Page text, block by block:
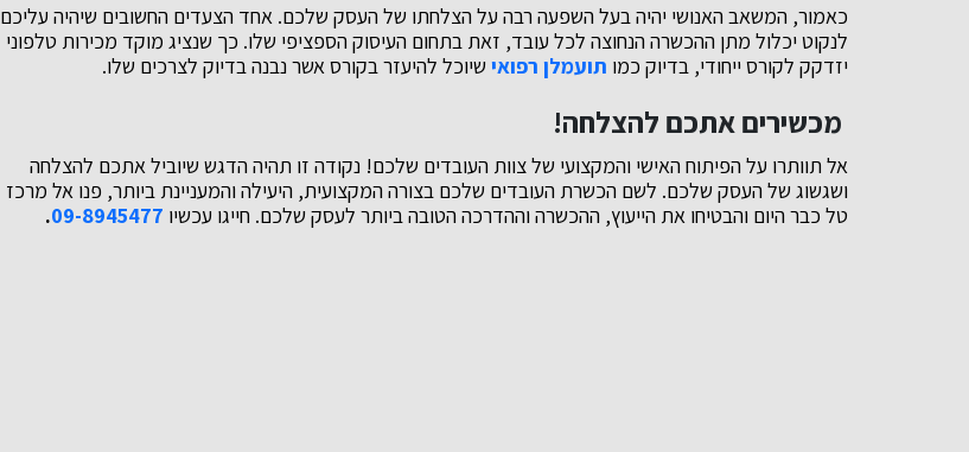
כאמור, המשאב האנושי יהיה בעל השפעה רבה על הצלחתו של העסק שלכם. אחד הצעדים החשובים שיהיה עליכם
לנקוט יכלול מתן ההכשרה הנחוצה לכל עובד, זאת בתחום העיסוק הספציפי שלו. כך שנציג מוקד מכירות טלפוני
יזדקק לקורס ייחודי, בדיוק כמו תועמלן רפואי שיוכל להיעזר בקורס אשר נבנה בדיוק לצרכים שלו.
מכשירים אתכם להצלחה!
אל תוותרו על הפיתוח האישי והמקצועי של צוות העובדים שלכם! נקודה זו תהיה הדגש שיוביל אתכם להצלחה
ושגשוג של העסק שלכם. לשם הכשרת העובדים שלכם בצורה המקצועית, היעילה והמעניינת ביותר, פנו אל מרכז
טל כבר היום והבטיחו את הייעוץ, ההכשרה וההדרכה הטובה ביותר לעסק שלכם. חייגו עכשיו 09-8945477
.